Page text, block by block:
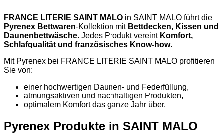
FRANCE LITERIE SAINT MALO in SAINT MALO führt die
Pyrenex Bettwaren-Kollektion mit Bettdecken, Kissen und
Daunenbettwäsche. Jedes Produkt vereint Komfort,
Schlafqualität und französisches Know-how.
Mit Pyrenex bei FRANCE LITERIE SAINT MALO profitieren
Sie von:
einer hochwertigen Daunen- und Federfüllung,
atmungsaktiven und nachhaltigen Produkten,
optimalem Komfort das ganze Jahr über.
Pyrenex Produkte in SAINT MALO